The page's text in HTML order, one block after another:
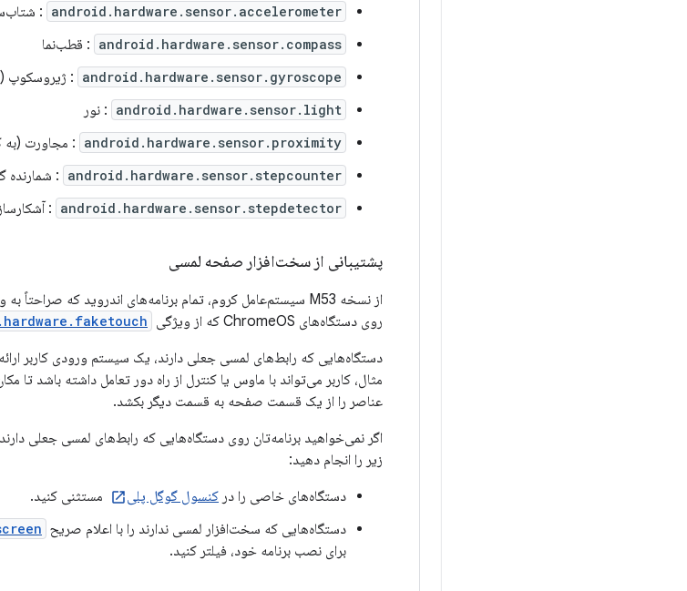
android.hardware.sensor.accelerometer
:
android.hardware.sensor.compass : قطب‌نما
android.hardware.sensor.gyroscope : ژیروسکوپ
android.hardware.sensor.light : نور
android.hardware.sensor.proximity : مجاورت (به
android.hardware.sensor.stepcounter : شمارنده
android.hardware.sensor.stepdetector
:
پشتیبانی از سخت‌افزار صفحه لمسی
از نسخه M53 سیستم‌عامل کروم، تمام برنامه‌های اندروید که صراحتاً به ویژگی
روی دستگاه‌های ChromeOS که از ویژگی
دستگاه‌هایی که رابط‌های لمسی جعلی دارند، یک سیستم ورودی کاربر
مثال، کاربر می‌تواند با ماوس یا کنترل از راه دور تعامل داشته باشد
عناصر را از یک قسمت صفحه به قسمت دیگر بکشد.
اگر نمی‌خواهید برنامه‌تان روی دستگاه‌هایی که رابط‌های لمسی جعلی
زیر را انجام دهید:
دستگاه‌های خاصی را در کنسول گوگل پلی
مستثنی کنید.
دستگاه‌هایی که سخت‌افزار لمسی ندارند را با اعلام صریح
برای نصب برنامه خود، فیلتر کنید.